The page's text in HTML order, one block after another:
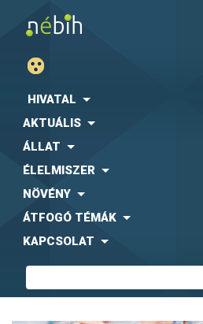
HIVATAL
AKTUÁLIS
ÁLLAT
ÉLELMISZER
NÖVÉNY
ÁTFOGÓ TÉMÁK
KAPCSOLAT